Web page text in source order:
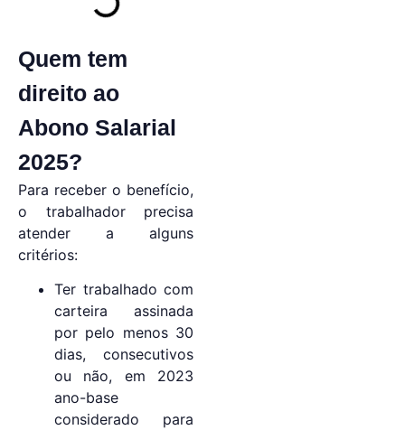
Quem tem
direito ao
Abono Salarial
2025?
Para receber o benefício,
o trabalhador precisa
atender a alguns
critérios:
Ter trabalhado com
carteira assinada
por pelo menos 30
dias, consecutivos
ou não, em 2023
ano-base
considerado para